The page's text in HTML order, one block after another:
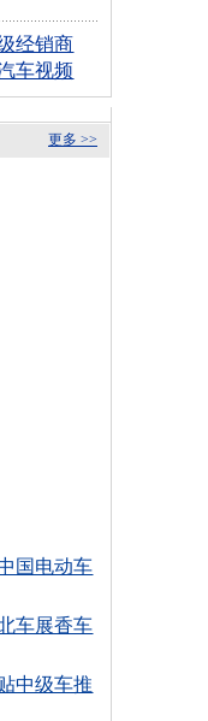
经销商
车视频
更多 >>
国电动车
车展香车
中级车推